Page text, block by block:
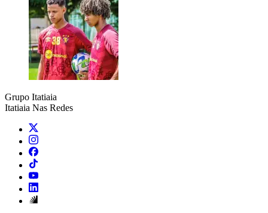
Grupo Itatiaia
Itatiaia Nas Redes